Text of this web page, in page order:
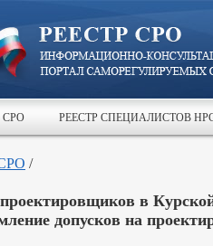
СРО РЕЕСТР СПЕЦИАЛИСТОВ
/
в
допусков на